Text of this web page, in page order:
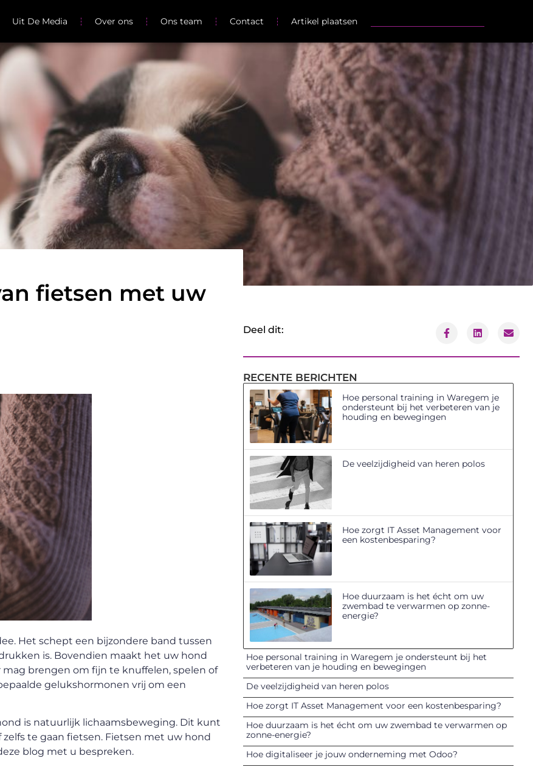
Uit De Media Over ons Ons team Contact Artikel plaatsen
fietsen met uw
Het schept een bijzondere band tussen
is. Bovendien maakt het uw hond
brengen om fijn te knuffelen, spelen of
gelukshormonen vrij om een
is natuurlijk lichaamsbeweging. Dit kunt
te gaan fietsen. Fietsen met uw hond
blog met u bespreken.
Deel dit:
RECENTE BERICHTEN
Hoe personal training in Waregem je
ondersteunt bij het verbeteren van je
houding en bewegingen
De veelzijdigheid van heren polos
Hoe zorgt IT Asset Management voor
een kostenbesparing?
Hoe duurzaam is het écht om uw
zwembad te verwarmen op zonne-
energie?
Hoe personal training in Waregem je ondersteunt bij het
verbeteren van je houding en bewegingen
De veelzijdigheid van heren polos
Hoe zorgt IT Asset Management voor een kostenbesparing?
Hoe duurzaam is het écht om uw zwembad te verwarmen op
zonne-energie?
Hoe digitaliseer je jouw onderneming met Odoo?